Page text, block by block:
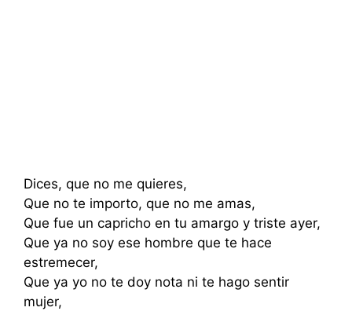
Dices, que no me quieres,
Que no te importo, que no me amas,
Que fue un capricho en tu amargo y triste ayer,
Que ya no soy ese hombre que te hace
estremecer,
Que ya yo no te doy nota ni te hago sentir
mujer,